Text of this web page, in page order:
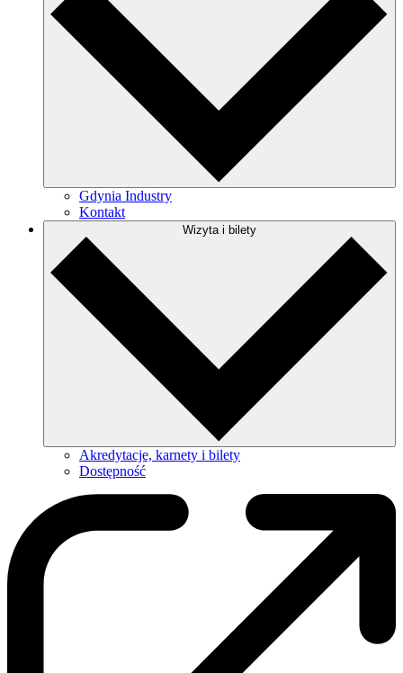
Gdynia Industry
Kontakt
Wizyta i bilety
Akredytacje, karnety i bilety
Dostępność